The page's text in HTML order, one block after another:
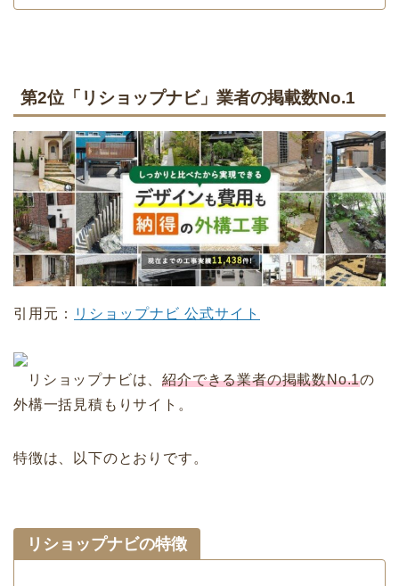
第2位「リショップナビ」業者の掲載数No.1
引用元： リショップナビ 公式サイト
リショップナビは、紹介できる業者の掲載数No.1の
外構一括見積もりサイト。
特徴は、以下のとおりです。
リショップナビの特徴